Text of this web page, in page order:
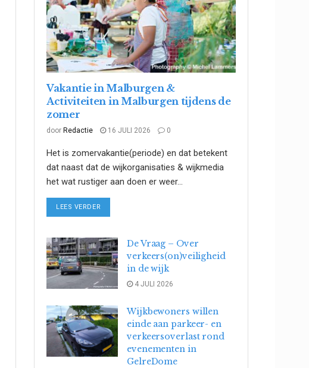
Vakantie in Malburgen &
Activiteiten in Malburgen tijdens de
zomer
door Redactie 16 JULI 2026 0
Het is zomervakantie(periode) en dat betekent
dat naast dat de wijkorganisaties & wijkmedia
het wat rustiger aan doen er weer...
LEES VERDER
De Vraag – Over
verkeers(on)veiligheid
in de wijk
4 JULI 2026
Wijkbewoners willen
einde aan parkeer- en
verkeersoverlast rond
evenementen in
GelreDome